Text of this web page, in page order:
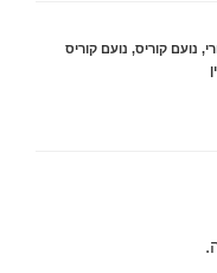
, נועם קוריס, נועם קוריס